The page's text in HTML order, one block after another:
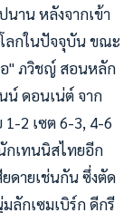
าน หลังจากเข้า
ลกในปัจจุบัน ขณะ
อ" ภวิชญ์ สอนหลัก
น์ ดอนเน่ต์ จาก
1-2 เซต 6-3, 4-6
กเทนนิสไทยอีก
ดายเช่นกัน ซึ่งตัด
ลักเซมเบิร์ก ดีกรี